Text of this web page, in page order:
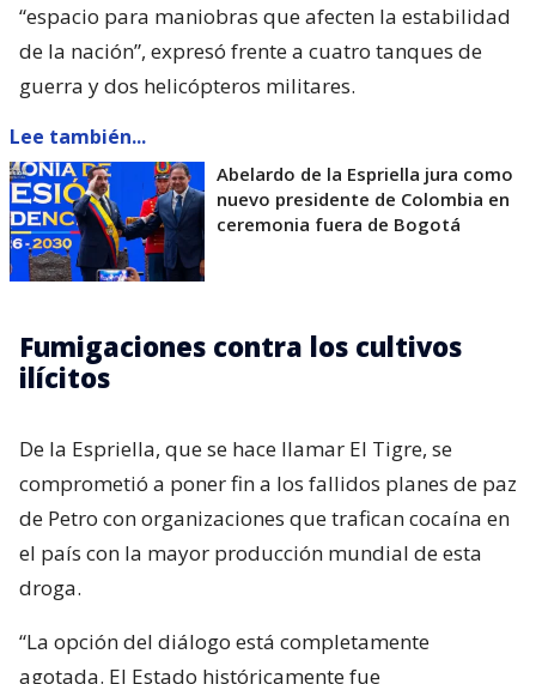
“espacio para maniobras que afecten la estabilidad
de la nación”, expresó frente a cuatro tanques de
guerra y dos helicópteros militares.
Lee también...
Abelardo de la Espriella jura como
nuevo presidente de Colombia en
ceremonia fuera de Bogotá
Fumigaciones contra los cultivos
ilícitos
De la Espriella, que se hace llamar El Tigre, se
comprometió a poner fin a los fallidos planes de paz
de Petro con organizaciones que trafican cocaína en
el país con la mayor producción mundial de esta
droga.
“La opción del diálogo está completamente
agotada. El Estado históricamente fue